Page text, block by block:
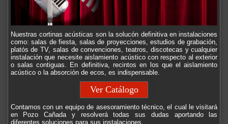
Nuestras cortinas acústicas son la solucón definitiva en instalaciones
como: salas de fiesta, salas de proyecciones, estudios de grabación,
platós de TV, salas de convenciones, teatros, discotecas y cualquier
instalación que necesite aislamiento acústico con respecto al exterior
o salas contiguas. En definitiva, recintos en los que el aislamiento
acústico o la absorción de ecos, es indispensable.
Ver Catálogo
Contamos con un equipo de asesoramiento técnico, el cual le visitará
en Pozo Cañada y resolverá todas sus dudas aportando las
diferentes soluciones para sus instalaciones.